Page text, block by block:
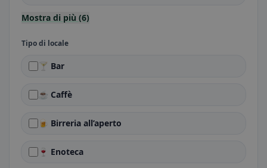
Mostra di più (6)
Tipo di locale
🍸 Bar
☕ Caffè
🍺 Birreria all’aperto
🍷 Enoteca